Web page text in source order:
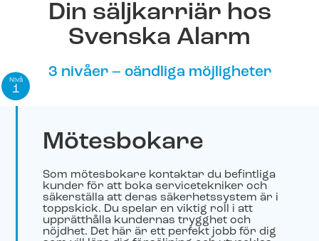
Din säljkarriär hos
Svenska Alarm
3 nivåer – oändliga möjligheter
Nivå
1
Mötesbokare
Som mötesbokare kontaktar du befintliga
kunder för att boka servicetekniker och
säkerställa att deras säkerhetssystem är i
toppskick. Du spelar en viktig roll i att
upprätthålla kundernas trygghet och
nöjdhet. Det här är ett perfekt jobb för dig